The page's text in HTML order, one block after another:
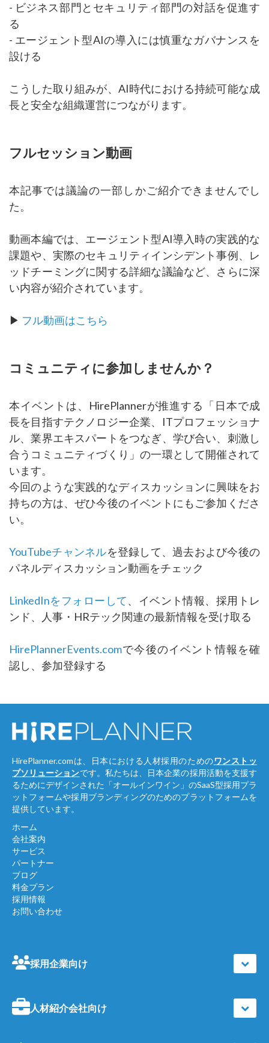
- ビジネス部門とセキュリティ部門の対話を促進す
る
- エージェント型AIの導入には慎重なガバナンスを
設ける
こうした取り組みが、AI時代における持続可能な成
長と安全な組織運営につながります。
フルセッション動画
本記事では議論の一部しかご紹介できませんでし
た。
動画本編では、エージェント型AI導入時の実践的な
課題や、実際のセキュリティインシデント事例、レ
ッドチーミングに関する詳細な議論など、さらに深
い内容が紹介されています。
▶ フル動画はこちら
コミュニティに参加しませんか？
本イベントは、HirePlannerが推進する「日本で成
長を目指すテクノロジー企業、ITプロフェッショナ
ル、業界エキスパートをつなぎ、学び合い、刺激し
合うコミュニティづくり」の一環として開催されて
います。
今回のような実践的なディスカッションに興味をお
持ちの方は、ぜひ今後のイベントにもご参加くださ
い。
YouTubeチャンネルを登録して、過去および今後の
パネルディスカッション動画をチェック
LinkedInをフォローして、イベント情報、採用トレ
ンド、人事・HRテック関連の最新情報を受け取る
HirePlannerEvents.comで今後のイベント情報を確
認し、参加登録する
採用企業向け
人材紹介会社向け
HirePlanner.comは、日本における人材採用のためのワンストッ
プソリューションです。私たちは、日本企業の採用活動を支援す
るためにデザインされた「オールインワイン」のSaaS型採用プラ
ットフォームや採用ブランディングのためのプラットフォームを
提供しています。
ホーム
会社案内
サービス
パートナー
ブログ
料金プラン
採用情報
お問い合わせ